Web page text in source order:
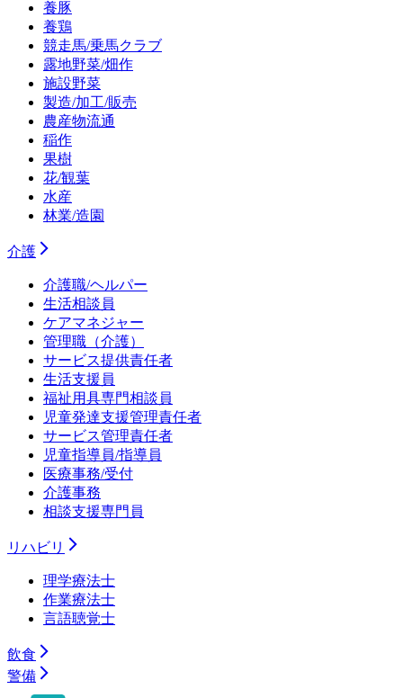
養豚
養鶏
競走馬/乗馬クラブ
露地野菜/畑作
施設野菜
製造/加工/販売
農産物流通
稲作
果樹
花/観葉
水産
林業/造園
介護
介護職/ヘルパー
生活相談員
ケアマネジャー
管理職（介護）
サービス提供責任者
生活支援員
福祉用具専門相談員
児童発達支援管理責任者
サービス管理責任者
児童指導員/指導員
医療事務/受付
介護事務
相談支援専門員
リハビリ
理学療法士
作業療法士
言語聴覚士
飲食
警備